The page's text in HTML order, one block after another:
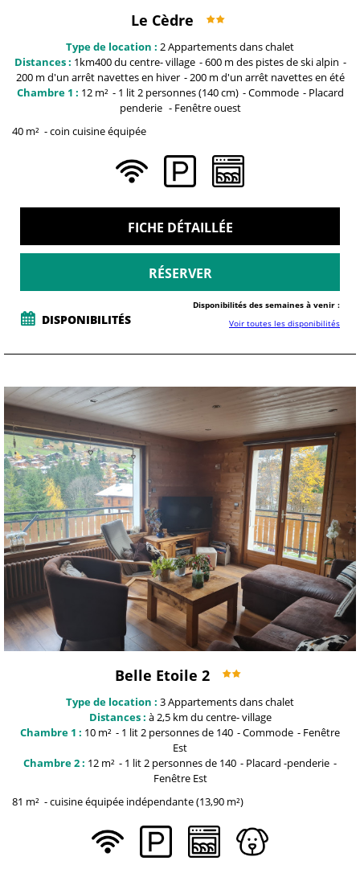
Le Cèdre
Type de location : 2Appartements dans chalet
Distances : 1km400 du centre-village 600 m des pistes de ski alpin
200 m d'un arrêt navettes en hiver 200 m d'un arrêt navettes en été
Chambre 1 : 12 m² 1 lit 2 personnes (140 cm) Commode
Placard
penderie
Fenêtreouest
40 m² coin cuisine équipée
FICHE DÉTAILLÉE
RÉSERVER
DISPONIBILITÉS
Disponibilités des semaines à venir :
Voir toutes les disponibilités
Belle Etoile 2
Type de location : 3Appartements dans chalet
Distances : à 2,5 km du centre-village
Chambre 1 : 10 m² 1 lit 2 personnesde 140 Commode
Fenêtre
Est
Chambre 2 : 12 m² 1 lit 2 personnesde 140 Placard -penderie
Fenêtre Est
81 m² cuisine équipée indépendante(13,90 m²)